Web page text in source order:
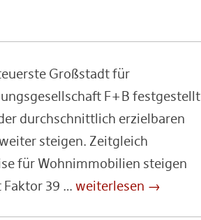
Großstadt für
F+B festgestellt
durchschnittlich erzielbaren
steigen. Zeitgleich
für Wohnimmobilien steigen
Faktor 39 … weiterlesen →